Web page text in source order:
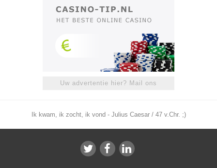
Uw advertentie hier? Mail ons
Ik kwam, ik zocht, ik vond - Julius Caesar / 47 v.Chr. ;)